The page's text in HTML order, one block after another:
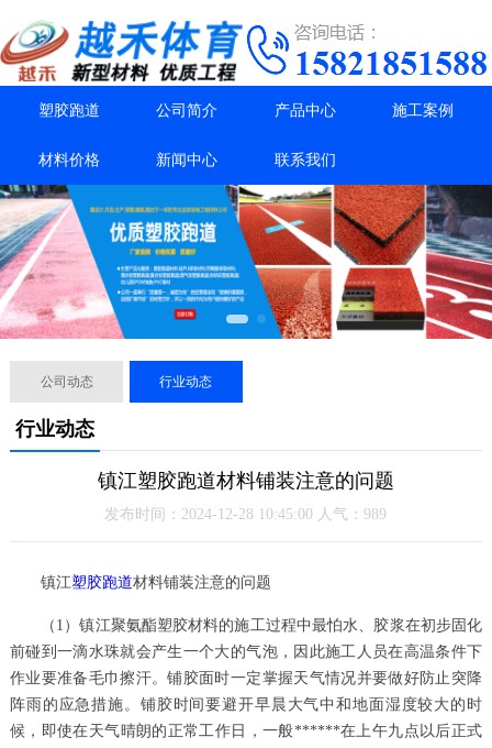
塑胶跑道 公司简介 产品中心 施工案例
材料价格 新闻中心 联系我们
公司动态 行业动态
行业动态
镇江塑胶跑道材料铺装注意的问题
发布时间：2024-12-28 10:45:00 人气：989
镇江塑胶跑道材料铺装注意的问题
（1）镇江聚氨酯塑胶材料的施工过程中最怕水、胶浆在初步固化
前碰到一滴水珠就会产生一个大的气泡，因此施工人员在高温条件下
作业要准备毛巾擦汗。铺胶面时一定掌握天气情况并要做好防止突降
阵雨的应急措施。铺胶时间要避开早晨大气中和地面湿度较大的时
候，即使在天气晴朗的正常工作日，一般******在上午九点以后正式